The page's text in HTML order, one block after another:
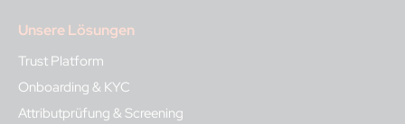
Unsere Lösungen
Trust Platform
Onboarding & KYC
Attributprüfung & Screening